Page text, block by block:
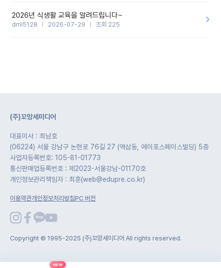
2026년 식생활 교육을 알려드립니다~
dml5128 2026-07-29 조회 225
(주)꼬망세미디어
대표이사 : 최남호
(06224) 서울 강남구 논현로 76길 27 (역삼동, 에이포스페이스빌딩) 5층
사업자등록번호: 105-81-01773
통신판매업등록번호 : 제2023-서울강남-01170호
개인정보관리책임자 : 최훈(web@edupre.co.kr)
이용약관개인정보처리방침PC 버전
Copyright © 1995-2025 (주)꼬망세미디어 All rights reserved.
NEW